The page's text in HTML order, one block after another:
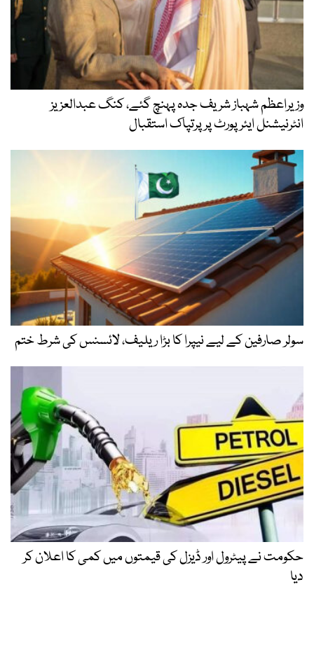
وزیراعظم شہباز شریف جدہ پہنچ گئے، کنگ عبدالعزیز
انٹرنیشنل ایئر پورٹ پر پرتپاک استقبال
سولر صارفین کے لیے نیپرا کا بڑا ریلیف، لائسنس کی شرط ختم
حکومت نے پیٹرول اور ڈیزل کی قیمتوں میں کمی کا اعلان کر
دیا